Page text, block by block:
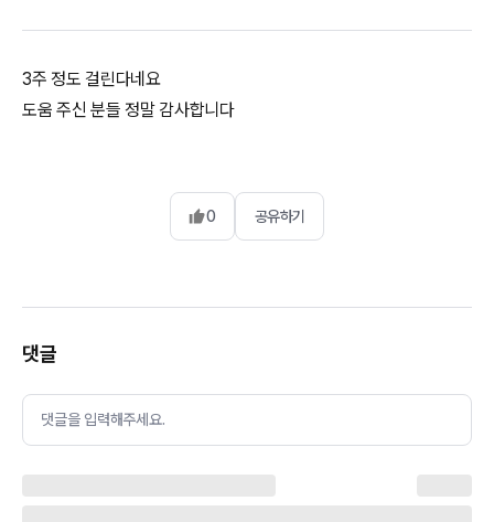
3주 정도 걸린다네요
도움 주신 분들 정말 감사합니다
0 공유하기
댓글
댓글을 입력해주세요.